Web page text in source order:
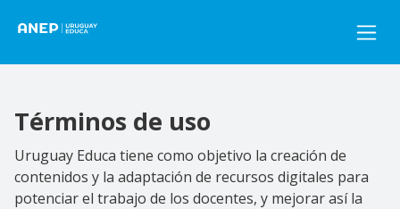
Términos de uso
Uruguay Educa tiene como objetivo la creación de
contenidos y la adaptación de recursos digitales para
potenciar el trabajo de los docentes, y mejorar así la